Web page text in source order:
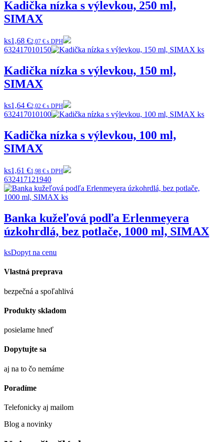
Kadička nízka s výlevkou, 250 ml,
SIMAX
ks1,68 €2,07 € s DPH
632417010150
Kadička nízka s výlevkou, 150 ml,
SIMAX
ks1,64 €2,02 € s DPH
632417010100
Kadička nízka s výlevkou, 100 ml,
SIMAX
ks1,61 €1,98 € s DPH
632417121940
Banka kužeľová podľa Erlenmeyera
úzkohrdlá, bez potlače, 1000 ml, SIMAX
ksDopyt na cenu
Vlastná preprava
bezpečná a spoľahlivá
Produkty skladom
posielame hneď
Dopytujte sa
aj na to čo nemáme
Poradíme
Telefonicky aj mailom
Blog a novinky